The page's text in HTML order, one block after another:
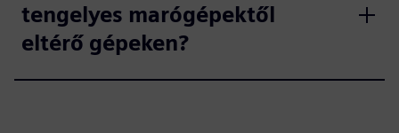
tengelyes marógépektől
eltérő gépeken?